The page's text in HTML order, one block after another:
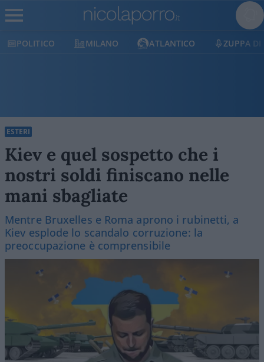
MILANO ATLANTICO ZUPPA DI PORRO
ESTERI
Kiev e quel sospetto che i
nostri soldi finiscano nelle
mani sbagliate
Mentre Bruxelles e Roma aprono i rubinetti, a
Kiev esplode lo scandalo corruzione: la
preoccupazione è comprensibile